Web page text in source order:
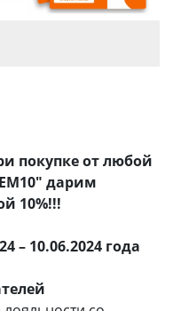
покупке от любой
дарим
10%!!!
– 10.06.2024 года